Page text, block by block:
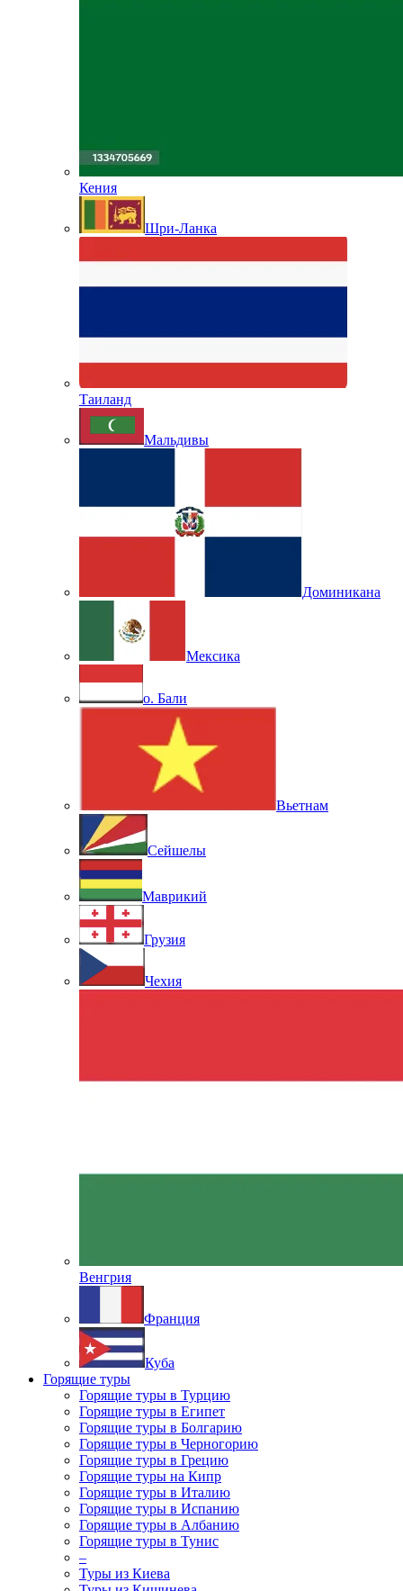
Кения
Шри-Ланка
Таиланд
Мальдивы
Доминикана
Мексика
о. Бали
Вьетнам
Сейшелы
Маврикий
Грузия
Чехия
Венгрия
Франция
Куба
Горящие туры
Горящие туры в Турцию
Горящие туры в Египет
Горящие туры в Болгарию
Горящие туры в Черногорию
Горящие туры в Грецию
Горящие туры на Кипр
Горящие туры в Италию
Горящие туры в Испанию
Горящие туры в Албанию
Горящие туры в Тунис
–
Туры из Киева